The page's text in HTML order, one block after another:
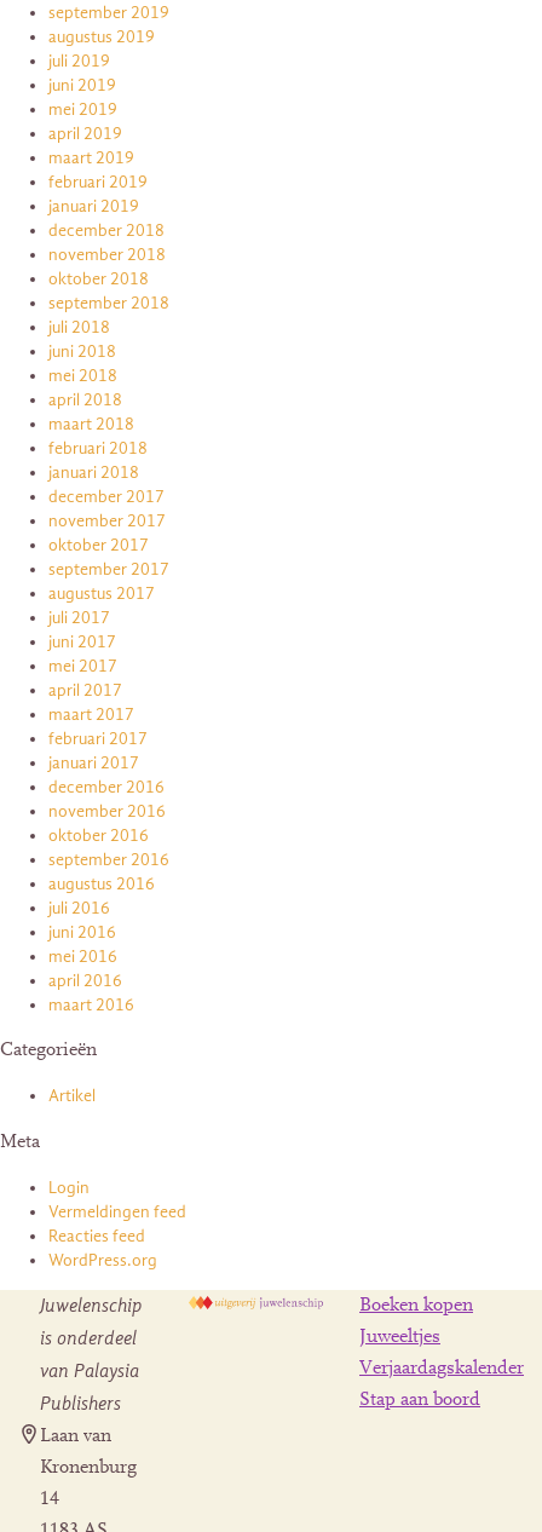
september 2019
augustus 2019
juli 2019
juni 2019
mei 2019
april 2019
maart 2019
februari 2019
januari 2019
december 2018
november 2018
oktober 2018
september 2018
juli 2018
juni 2018
mei 2018
april 2018
maart 2018
februari 2018
januari 2018
december 2017
november 2017
oktober 2017
september 2017
augustus 2017
juli 2017
juni 2017
mei 2017
april 2017
maart 2017
februari 2017
januari 2017
december 2016
november 2016
oktober 2016
september 2016
augustus 2016
juli 2016
juni 2016
mei 2016
april 2016
maart 2016
Categorieën
Artikel
Meta
Login
Vermeldingen feed
Reacties feed
WordPress.org
Juwelenschip
is onderdeel
van Palaysia
Publishers
Laan van
Kronenburg
14
Boeken kopen
Juweeltjes
Verjaardagskalender
Stap aan boord